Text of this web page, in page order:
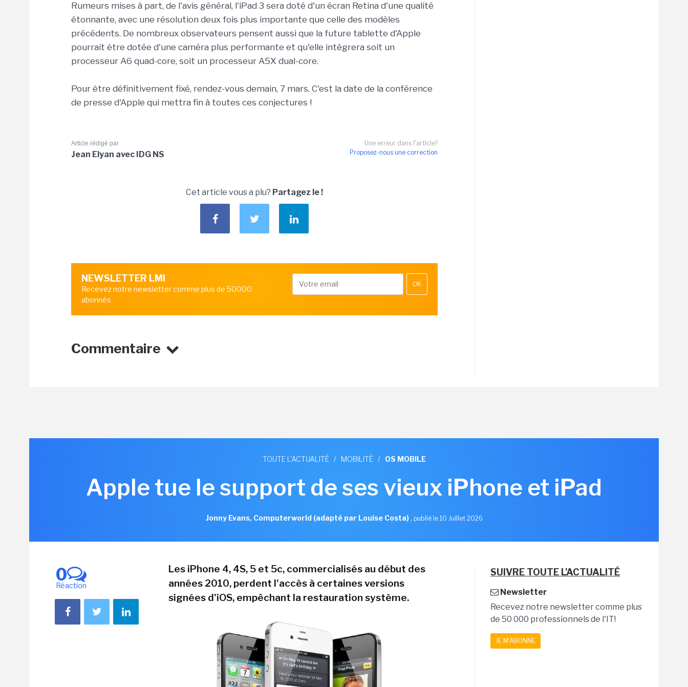
Rumeurs mises à part, de l'avis général, l'iPad 3 sera doté d'un écran Retina d'une qualité
étonnante, avec une résolution deux fois plus importante que celle des modèles
précédents. De nombreux observateurs pensent aussi que la future tablette d'Apple
pourrait être dotée d'une caméra plus performante et qu'elle intègrera soit un
processeur A6 quad-core, soit un processeur A5X dual-core.
Pour être définitivement fixé, rendez-vous demain, 7 mars. C'est la date de la conférence
de presse d'Apple qui mettra fin à toutes ces conjectures !
Une erreur dans l'article?
Proposez-nous une correction
Article rédigé par
Jean Elyan avec IDG NS
Cet article vous a plu? Partagez le !
NEWSLETTER LMI
Recevez notre newsletter comme plus de 50000
abonnés
OK
Commentaire
TOUTE L'ACTUALITÉ / MOBILITÉ / OS MOBILE
Apple tue le support de ses vieux iPhone et iPad
Jonny Evans, Computerworld (adapté par Louise Costa), publié le 10 Juillet 2026
0
Réaction
Les iPhone 4, 4S, 5 et 5c, commercialisés au début des
années 2010, perdent l'accès à certaines versions
signées d'iOS, empêchant la restauration système.
SUIVRE TOUTE L'ACTUALITÉ
Newsletter
Recevez notre newsletter comme plus
de 50 000 professionnels de l'IT!
JE M'ABONNE